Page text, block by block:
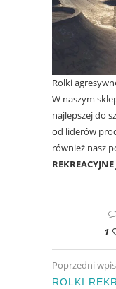
Rolki
W naszym
najlepszej do
od liderów
również nasz
1
Poprzedni wpis
ROLKI